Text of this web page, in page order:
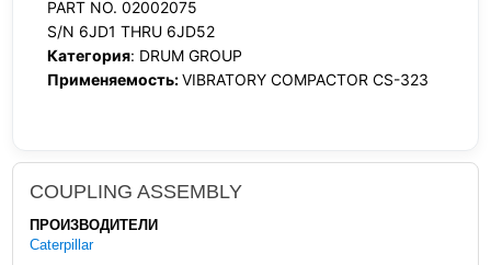
PART NO. 02002075
S/N 6JD1 THRU 6JD52
Категория: DRUM GROUP
Применяемость:VIBRATORY COMPACTOR CS-323
COUPLING ASSEMBLY
ПРОИЗВОДИТЕЛИ
Caterpillar